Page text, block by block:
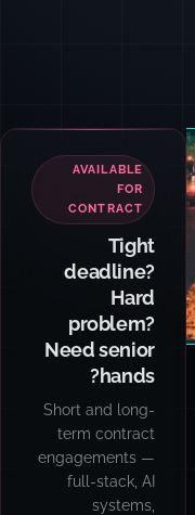
AVAILABLE
FOR
CONTRACT
Tight
deadline?
Hard
problem?
Need senior
hands?
Short and long-
term contract
engagements —
full-stack, AI
systems,